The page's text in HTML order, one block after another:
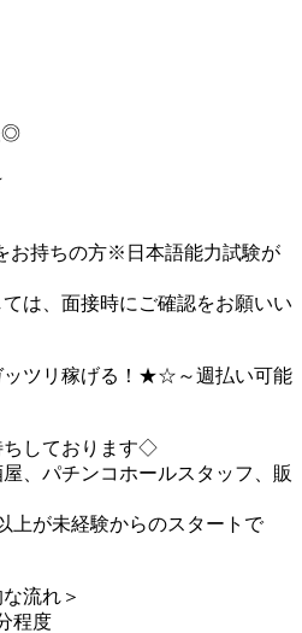
◎
お持ちの方※日本語能力試験が
は、面接時にご確認をお願いい
ツリ稼げる！★☆～週払い可能
しております◇
、パチンコホールスタッフ、販
上が未経験からのスタートで
流れ＞
程度